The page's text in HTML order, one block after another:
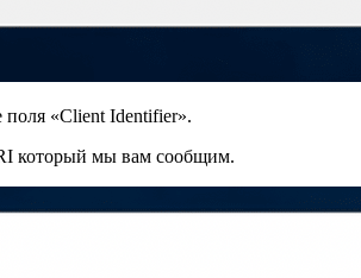
поля «Client Identifier».
который мы вам сообщим.